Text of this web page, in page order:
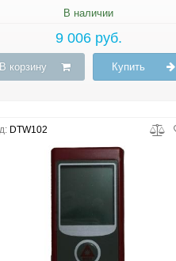
В наличии
9 006 руб.
В корзину Купить
DTW102